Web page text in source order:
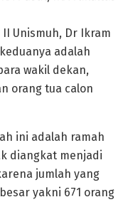
Unismuh, Dr Ikram
adalah
wakil dekan,
orang tua calon
ini adalah ramah
diangkat menjadi
jumlah yang
yakni 671 orang